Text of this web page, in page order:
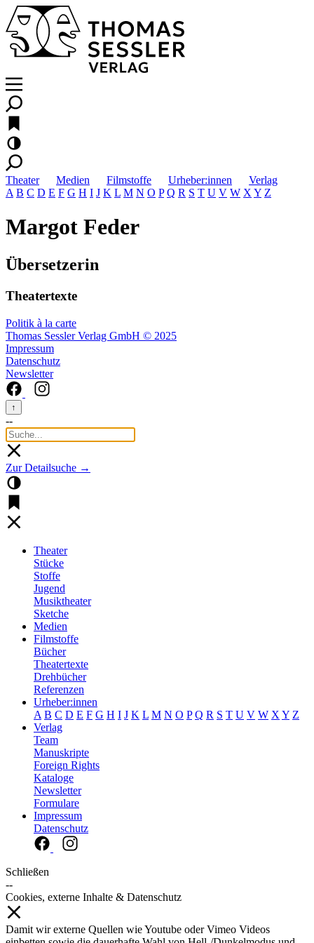
Theater Medien Filmstoffe Urheber:innen
Verlag
A B C D E F G H I J K L M N O P Q R S T U V W X Y Z
Margot Feder
Übersetzerin
Theatertexte
Politik à la carte
Thomas Sessler Verlag GmbH © 2025
Impressum
Datenschutz
Newsletter
↑
--
Zur Detailsuche →
Theater
Stücke
Stoffe
Jugend
Musiktheater
Sketche
Medien
Filmstoffe
Bücher
Theatertexte
Drehbücher
Referenzen
Urheber:innen
A B C D E F G H I J K L M N O P Q R S T U V W X Y Z
Verlag
Team
Manuskripte
Foreign Rights
Kataloge
Newsletter
Formulare
Impressum
Datenschutz
Schließen
--
Cookies, externe Inhalte & Datenschutz
Damit wir externe Quellen wie Youtube oder Vimeo Videos